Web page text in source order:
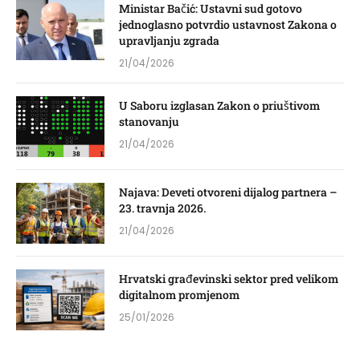
Ministar Bačić: Ustavni sud gotovo
jednoglasno potvrdio ustavnost Zakona o
upravljanju zgrada
21/04/2026
U Saboru izglasan Zakon o priuštivom
stanovanju
21/04/2026
Najava: Deveti otvoreni dijalog partnera –
23. travnja 2026.
21/04/2026
Hrvatski građevinski sektor pred velikom
digitalnom promjenom
25/01/2026